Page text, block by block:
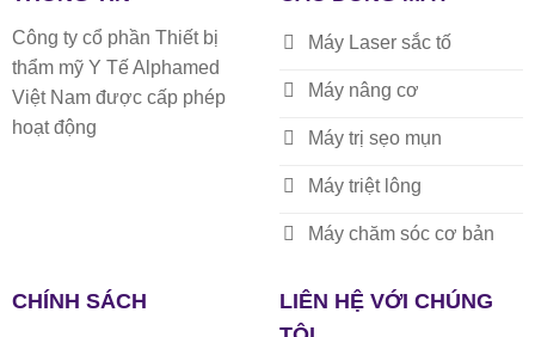
Công ty cổ phần Thiết bị
thẩm mỹ Y Tế Alphamed
Việt Nam được cấp phép
hoạt động
Máy Laser sắc tố
Máy nâng cơ
Máy trị sẹo mụn
Máy triệt lông
Máy chăm sóc cơ bản
CHÍNH SÁCH
LIÊN HỆ VỚI CHÚNG